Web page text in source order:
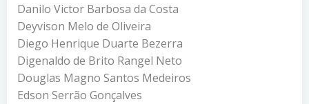
Danilo Victor Barbosa da Costa
Deyvison Melo de Oliveira
Diego Henrique Duarte Bezerra
Digenaldo de Brito Rangel Neto
Douglas Magno Santos Medeiros
Edson Serrão Gonçalves